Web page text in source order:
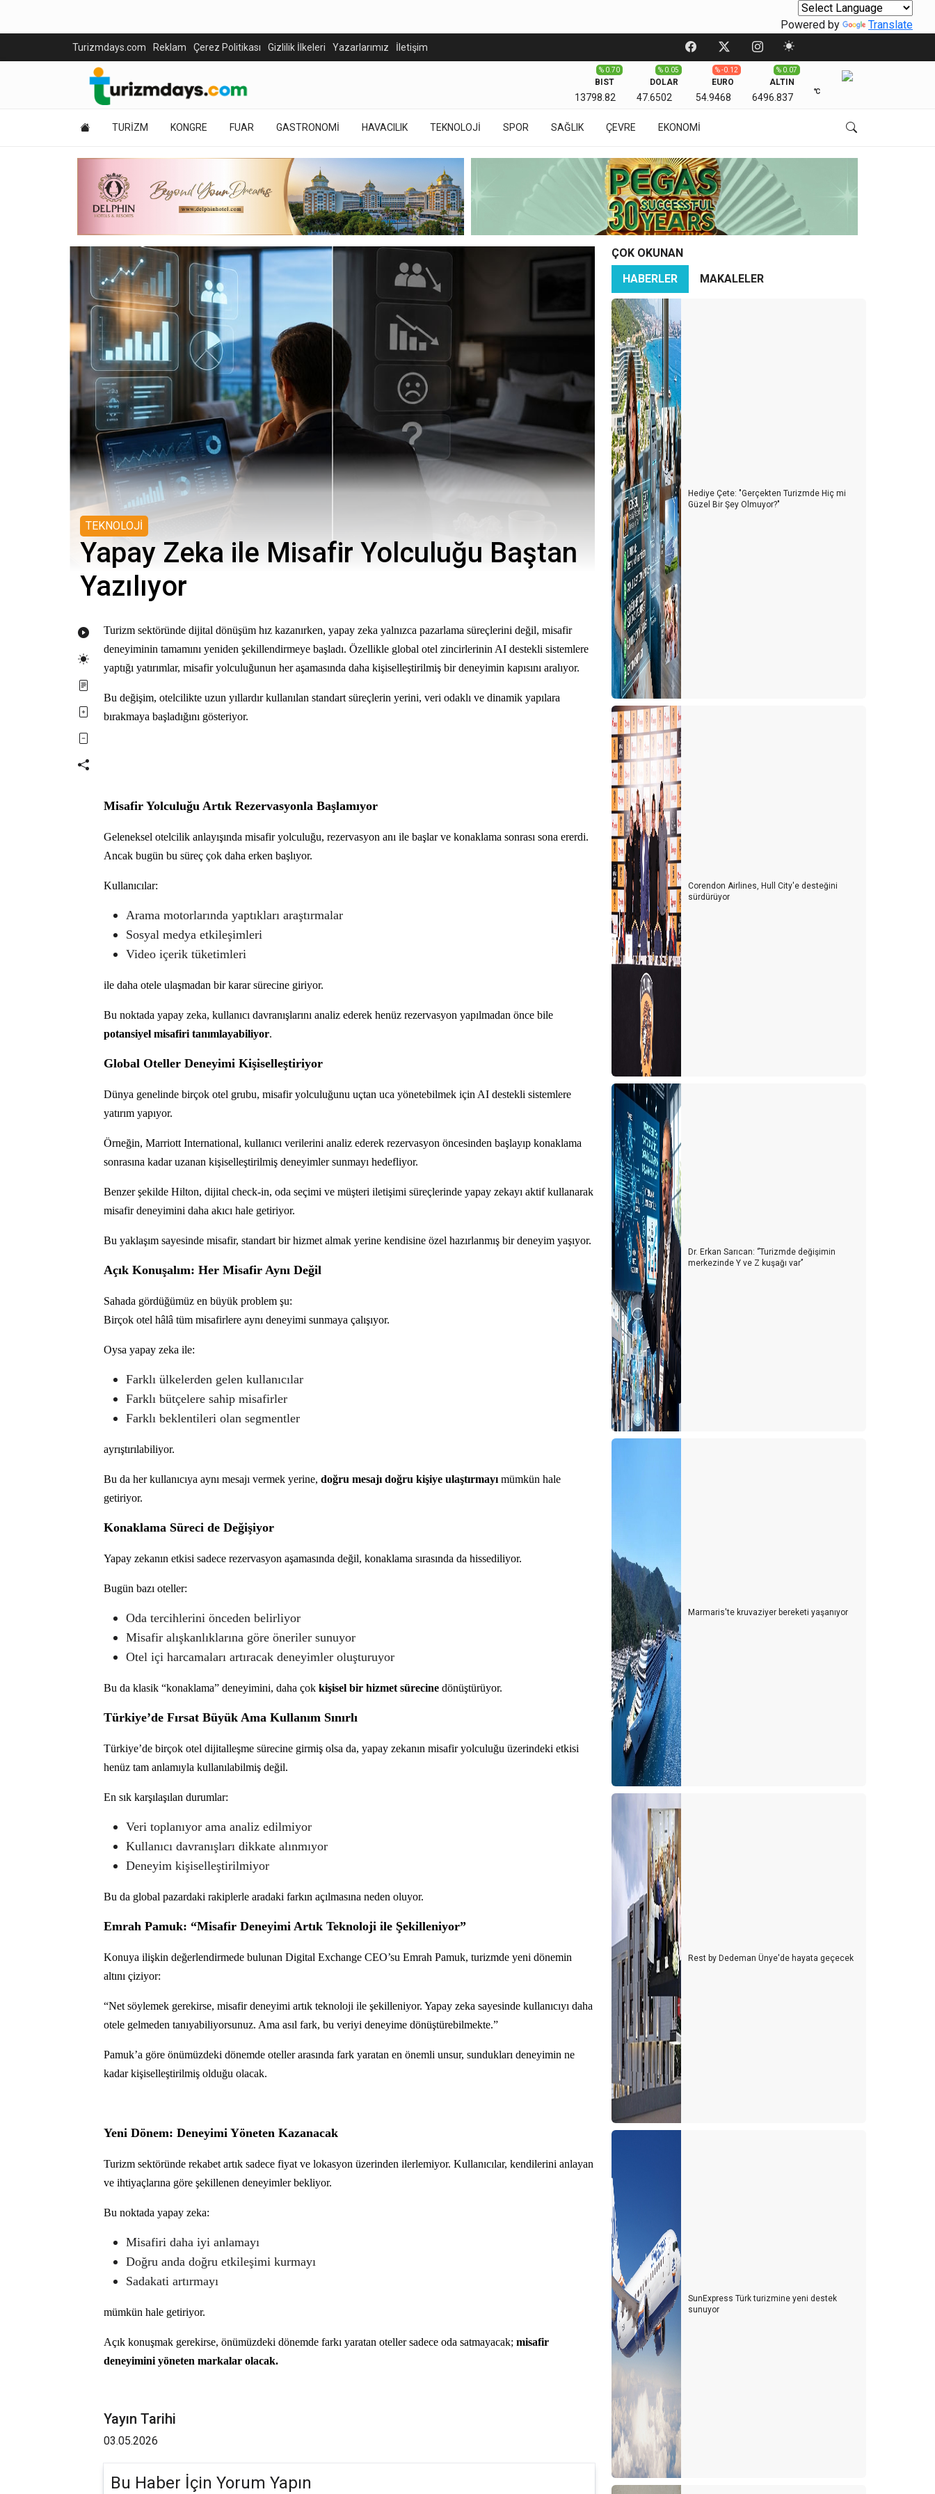
Powered by Translate
Turizmdays.com Reklam Çerez Politikası Gizlilik İlkeleri Yazarlarımız İletişim
BIST
13798.82
% 0.70
DOLAR
47.6502
% 0.05
EURO
54.9468
% -0.12
ALTIN
6496.837
% 0.07
℃
TURİZM KONGRE FUAR GASTRONOMİ HAVACILIK TEKNOLOJİ SPOR SAĞLIK ÇEVRE EKONOMİ
TEKNOLOJİ
Yapay Zeka ile Misafir Yolculuğu Baştan
Yazılıyor
Turizm sektöründe dijital dönüşüm hız kazanırken, yapay zeka yalnızca pazarlama süreçlerini değil, misafir
deneyiminin tamamını yeniden şekillendirmeye başladı. Özellikle global otel zincirlerinin AI destekli sistemlere
yaptığı yatırımlar, misafir yolculuğunun her aşamasında daha kişiselleştirilmiş bir deneyimin kapısını aralıyor.
Bu değişim, otelcilikte uzun yıllardır kullanılan standart süreçlerin yerini, veri odaklı ve dinamik yapılara
bırakmaya başladığını gösteriyor.
Misafir Yolculuğu Artık Rezervasyonla Başlamıyor
Geleneksel otelcilik anlayışında misafir yolculuğu, rezervasyon anı ile başlar ve konaklama sonrası sona ererdi.
Ancak bugün bu süreç çok daha erken başlıyor.
Kullanıcılar:
Arama motorlarında yaptıkları araştırmalar
Sosyal medya etkileşimleri
Video içerik tüketimleri
ile daha otele ulaşmadan bir karar sürecine giriyor.
Bu noktada yapay zeka, kullanıcı davranışlarını analiz ederek henüz rezervasyon yapılmadan önce bile
potansiyel misafiri tanımlayabiliyor.
Global Oteller Deneyimi Kişiselleştiriyor
Dünya genelinde birçok otel grubu, misafir yolculuğunu uçtan uca yönetebilmek için AI destekli sistemlere
yatırım yapıyor.
Örneğin, Marriott International, kullanıcı verilerini analiz ederek rezervasyon öncesinden başlayıp konaklama
sonrasına kadar uzanan kişiselleştirilmiş deneyimler sunmayı hedefliyor.
Benzer şekilde Hilton, dijital check-in, oda seçimi ve müşteri iletişimi süreçlerinde yapay zekayı aktif kullanarak
misafir deneyimini daha akıcı hale getiriyor.
Bu yaklaşım sayesinde misafir, standart bir hizmet almak yerine kendisine özel hazırlanmış bir deneyim yaşıyor.
Açık Konuşalım: Her Misafir Aynı Değil
Sahada gördüğümüz en büyük problem şu:
Birçok otel hâlâ tüm misafirlere aynı deneyimi sunmaya çalışıyor.
Oysa yapay zeka ile:
Farklı ülkelerden gelen kullanıcılar
Farklı bütçelere sahip misafirler
Farklı beklentileri olan segmentler
ayrıştırılabiliyor.
Bu da her kullanıcıya aynı mesajı vermek yerine, doğru mesajı doğru kişiye ulaştırmayı mümkün hale
getiriyor.
Konaklama Süreci de Değişiyor
Yapay zekanın etkisi sadece rezervasyon aşamasında değil, konaklama sırasında da hissediliyor.
Bugün bazı oteller:
Oda tercihlerini önceden belirliyor
Misafir alışkanlıklarına göre öneriler sunuyor
Otel içi harcamaları artıracak deneyimler oluşturuyor
Bu da klasik “konaklama” deneyimini, daha çok kişisel bir hizmet sürecine dönüştürüyor.
Türkiye’de Fırsat Büyük Ama Kullanım Sınırlı
Türkiye’de birçok otel dijitalleşme sürecine girmiş olsa da, yapay zekanın misafir yolculuğu üzerindeki etkisi
henüz tam anlamıyla kullanılabilmiş değil.
En sık karşılaşılan durumlar:
Veri toplanıyor ama analiz edilmiyor
Kullanıcı davranışları dikkate alınmıyor
Deneyim kişiselleştirilmiyor
Bu da global pazardaki rakiplerle aradaki farkın açılmasına neden oluyor.
Emrah Pamuk: “Misafir Deneyimi Artık Teknoloji ile Şekilleniyor”
Konuya ilişkin değerlendirmede bulunan Digital Exchange CEO’su Emrah Pamuk, turizmde yeni dönemin
altını çiziyor:
“Net söylemek gerekirse, misafir deneyimi artık teknoloji ile şekilleniyor. Yapay zeka sayesinde kullanıcıyı daha
otele gelmeden tanıyabiliyorsunuz. Ama asıl fark, bu veriyi deneyime dönüştürebilmekte.”
Pamuk’a göre önümüzdeki dönemde oteller arasında fark yaratan en önemli unsur, sundukları deneyimin ne
kadar kişiselleştirilmiş olduğu olacak.
Yeni Dönem: Deneyimi Yöneten Kazanacak
Turizm sektöründe rekabet artık sadece fiyat ve lokasyon üzerinden ilerlemiyor. Kullanıcılar, kendilerini anlayan
ve ihtiyaçlarına göre şekillenen deneyimler bekliyor.
Bu noktada yapay zeka:
Misafiri daha iyi anlamayı
Doğru anda doğru etkileşimi kurmayı
Sadakati artırmayı
mümkün hale getiriyor.
Açık konuşmak gerekirse, önümüzdeki dönemde farkı yaratan oteller sadece oda satmayacak; misafir
deneyimini yöneten markalar olacak.
Yayın Tarihi
03.05.2026
Bu Haber İçin Yorum Yapın
ÇOK OKUNAN
HABERLER
MAKALELER
Hediye Çete: "Gerçekten Turizmde Hiç mi
Güzel Bir Şey Olmuyor?"
Corendon Airlines, Hull City'e desteğini
sürdürüyor
Dr. Erkan Sarıcan: ‘’Turizmde değişimin
merkezinde Y ve Z kuşağı var’’
Marmaris'te kruvaziyer bereketi yaşanıyor
Rest by Dedeman Ünye'de hayata geçecek
SunExpress Türk turizmine yeni destek
sunuyor